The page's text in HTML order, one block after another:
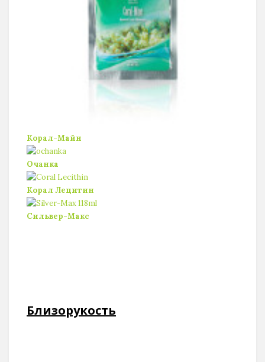
Корал-Майн
Очанка
Корал Лецитин
Сильвер-Макс
Близорукость